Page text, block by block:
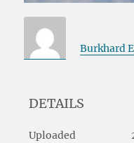
Burkhard
DETAILS
Uploaded